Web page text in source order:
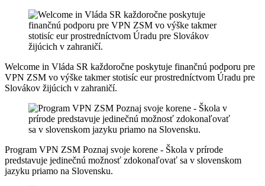
Welcome in Vláda SR každoročne poskytuje finančnú podporu pre
VPN ZSM vo výške takmer stotisíc eur prostredníctvom Úradu pre
Slovákov žijúcich v zahraničí.
Program VPN ZSM Poznaj svoje korene - Škola v prírode
predstavuje jedinečnú možnosť zdokonaľovať sa v slovenskom
jazyku priamo na Slovensku.